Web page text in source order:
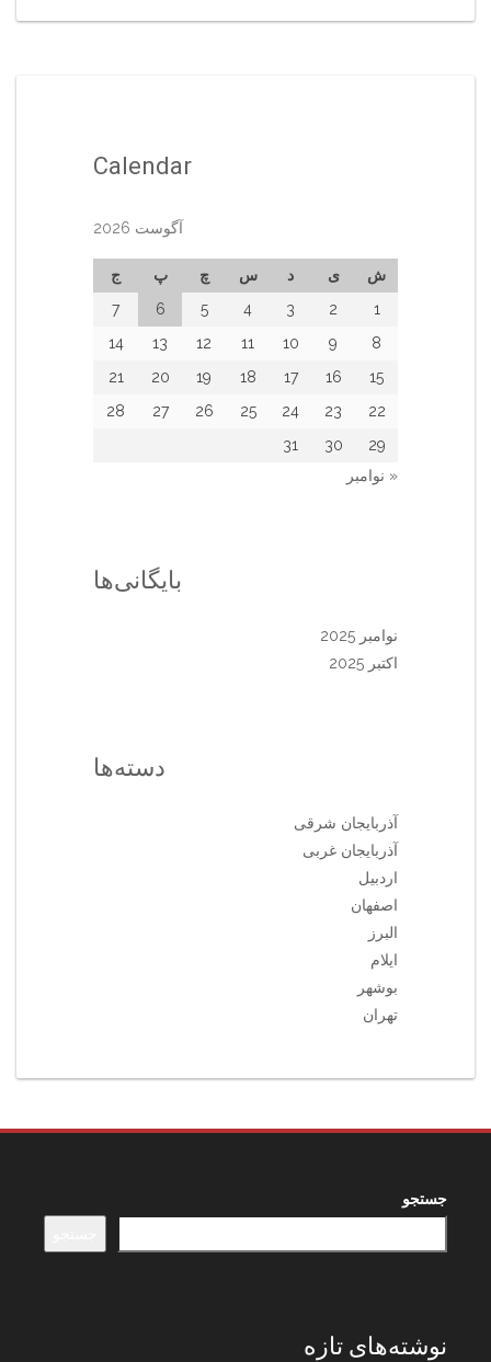
Calendar
آگوست 2026
ش ی د س چ پ
ج
1
2
3
4
5
6
7
8
9
10
11
12
13
14
15
16
17
18
19
20
21
22
23
24
25
26
27
28
29
30
31
« نوامبر
بایگانی‌ها
نوامبر 2025
اکتبر 2025
دسته‌ها
آذربایجان شرقی
آذربایجان غربی
اردبیل
اصفهان
البرز
ایلام
بوشهر
تهران
جستجو
نوشته‌های تازه